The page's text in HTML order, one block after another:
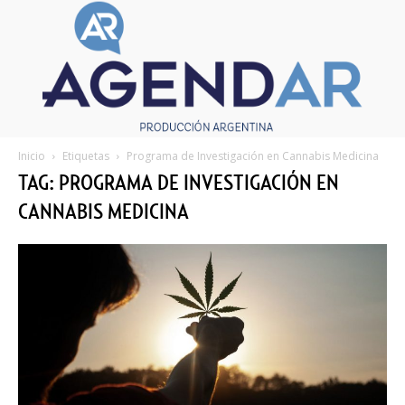
Inicio Etiquetas Programa de Investigación en Cannabis Medicina
TAG: PROGRAMA DE INVESTIGACIÓN EN
CANNABIS MEDICINA